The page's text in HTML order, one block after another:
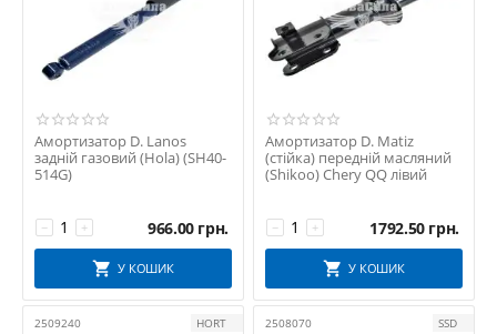
Амортизатор D. Lanos
задній газовий (Hola) (SH40-
514G)
+
− 966.00 грн.
У КОШИК
Амортизатор D. Matiz
(стійка) передній масляний
(Shikoo) Chery QQ лівий
+
− 1792.50 грн.
У КОШИК
2509240 HORT 2508070 SSD